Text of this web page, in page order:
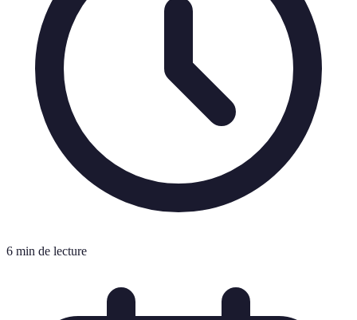
6 min de lecture